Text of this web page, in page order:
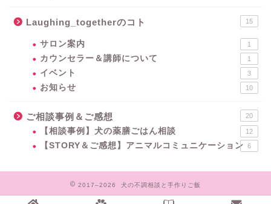
Laughing_togetherのコト 15
サロン案内 1
カウンセラー＆講師について 1
イベント 3
お知らせ 10
ご相談事例＆ご感想 20
【相談事例】犬の薬膳ごはん相談 12
【STORY＆ご感想】アニマルコミュニケーション 6
2017–2026 犬の不調相談と手作りご飯